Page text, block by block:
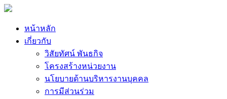
หน้าหลัก
เกี่ยวกับ
วิสัยทัศน์ พันธกิจ
โครงสร้างหน่วยงาน
นโยบายด้านบริหารงานบุคคล
การมีส่วนร่วม